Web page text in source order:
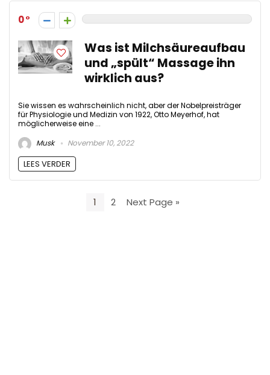
0
Was ist Milchsäureaufbau
und „spült“ Massage ihn
wirklich aus?
Sie wissen es wahrscheinlich nicht, aber der Nobelpreisträger
für Physiologie und Medizin von 1922, Otto Meyerhof, hat
möglicherweise eine ...
Musk
November 10, 2022
LEES VERDER
1 2 Next Page »